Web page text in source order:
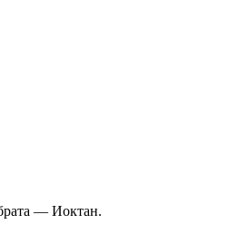
— Иоктан.